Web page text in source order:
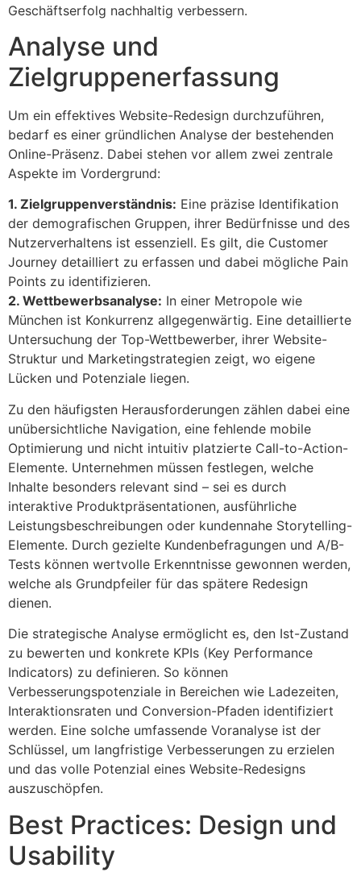
Geschäftserfolg nachhaltig verbessern.
Analyse und
Zielgruppenerfassung
Um ein effektives Website-Redesign durchzuführen,
bedarf es einer gründlichen Analyse der bestehenden
Online-Präsenz. Dabei stehen vor allem zwei zentrale
Aspekte im Vordergrund:
1. Zielgruppenverständnis: Eine präzise Identifikation
der demografischen Gruppen, ihrer Bedürfnisse und des
Nutzerverhaltens ist essenziell. Es gilt, die Customer
Journey detailliert zu erfassen und dabei mögliche Pain
Points zu identifizieren.
2. Wettbewerbsanalyse: In einer Metropole wie
München ist Konkurrenz allgegenwärtig. Eine detaillierte
Untersuchung der Top-Wettbewerber, ihrer Website-
Struktur und Marketingstrategien zeigt, wo eigene
Lücken und Potenziale liegen.
Zu den häufigsten Herausforderungen zählen dabei eine
unübersichtliche Navigation, eine fehlende mobile
Optimierung und nicht intuitiv platzierte Call-to-Action-
Elemente. Unternehmen müssen festlegen, welche
Inhalte besonders relevant sind – sei es durch
interaktive Produktpräsentationen, ausführliche
Leistungsbeschreibungen oder kundennahe Storytelling-
Elemente. Durch gezielte Kundenbefragungen und A/B-
Tests können wertvolle Erkenntnisse gewonnen werden,
welche als Grundpfeiler für das spätere Redesign
dienen.
Die strategische Analyse ermöglicht es, den Ist-Zustand
zu bewerten und konkrete KPIs (Key Performance
Indicators) zu definieren. So können
Verbesserungspotenziale in Bereichen wie Ladezeiten,
Interaktionsraten und Conversion-Pfaden identifiziert
werden. Eine solche umfassende Voranalyse ist der
Schlüssel, um langfristige Verbesserungen zu erzielen
und das volle Potenzial eines Website-Redesigns
auszuschöpfen.
Best Practices: Design und
Usability